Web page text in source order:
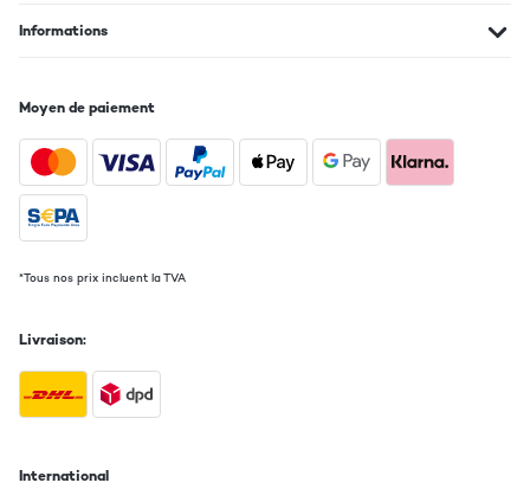
Et en plus j'ai l'heure à hauteur des yeux.
J'ai monté la radio sous mes placards et en suivant les menus de
modes fonctionnent bien, et j'ai pu mettre 10 stations en
mémoire sur la radio FM.
Traduire
lieben. Unsere Tochter hört neben Hörspiele und Hörbücher
natürlich auch gerne unsere Musik. Viel zu selten allerdings
haben wir neue Musik laufen. Bisher haben wir den Phonostar
Player einschaltet bekomme ich eine Werbung zu sehen. Immer
wenn ich den Sender umschalte bekomme ich eine Werbung zu
Informations
Moyen de paiement
*Tous nos prix incluent la TVA
Livraison:
International